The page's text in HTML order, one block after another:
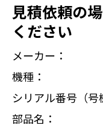
見積依頼の
ください
メーカー：
機種：
シリアル番号（号
部品名：